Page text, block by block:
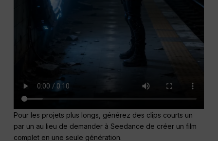
Pour les projets plus longs, générez des clips courts un
par un au lieu de demander à Seedance de créer un film
complet en une seule génération.